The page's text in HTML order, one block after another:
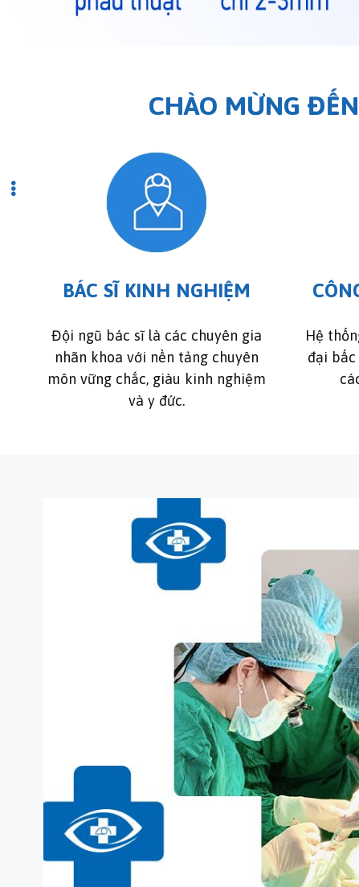
CHÀO MỪNG
BÁC SĨ KINH NGHIỆM
Đội ngũ bác sĩ là các chuyên gia
nhãn khoa với nền tảng chuyên
môn vững chắc, giàu kinh nghiệm
và y đức.
Hệ
đại